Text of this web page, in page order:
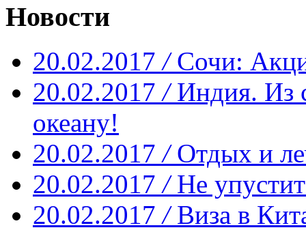
Новости
20.02.2017 / Сочи:
20.02.2017 / Индия. Из
океану!
20.02.2017 / Отдых и
20.02.2017 / Не
20.02.2017 / Виза в